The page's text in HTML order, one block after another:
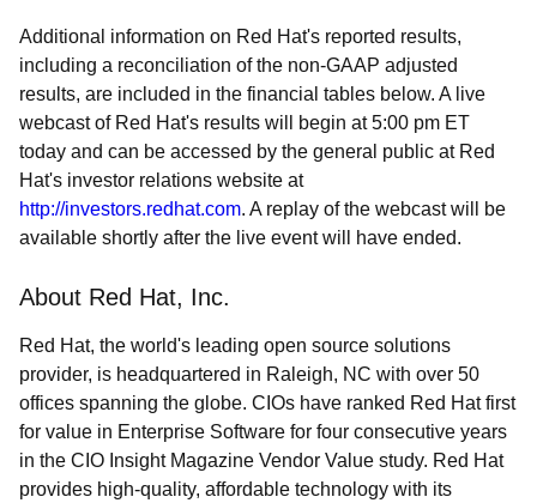
Additional information on Red Hat's reported results,
including a reconciliation of the non-GAAP adjusted
results, are included in the financial tables below. A live
webcast of Red Hat's results will begin at 5:00 pm ET
today and can be accessed by the general public at Red
Hat's investor relations website at
http://investors.redhat.com. A replay of the webcast will be
available shortly after the live event will have ended.
About Red Hat, Inc.
Red Hat, the world's leading open source solutions
provider, is headquartered in Raleigh, NC with over 50
offices spanning the globe. CIOs have ranked Red Hat first
for value in Enterprise Software for four consecutive years
in the CIO Insight Magazine Vendor Value study. Red Hat
provides high-quality, affordable technology with its